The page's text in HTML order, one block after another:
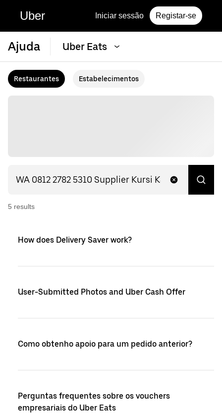
Uber Iniciar sessão Registar-se
Ajuda Uber Eats
Restaurantes Estabelecimentos
5 results
How does Delivery Saver work?
User-Submitted Photos and Uber Cash Offer
Como obtenho apoio para um pedido anterior?
Perguntas frequentes sobre os vouchers
empresariais do Uber Eats